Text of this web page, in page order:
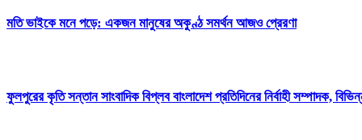
মতি ভাইকে মনে পড়ে: একজন মানুষের অকুণ্ঠ সমর্থন আজও প্রেরণা
ফুলপুরের কৃতি সন্তান সাংবাদিক বিপ্লব বাংলাদেশ প্রতিদিনের নির্বাহী সম্পাদক,